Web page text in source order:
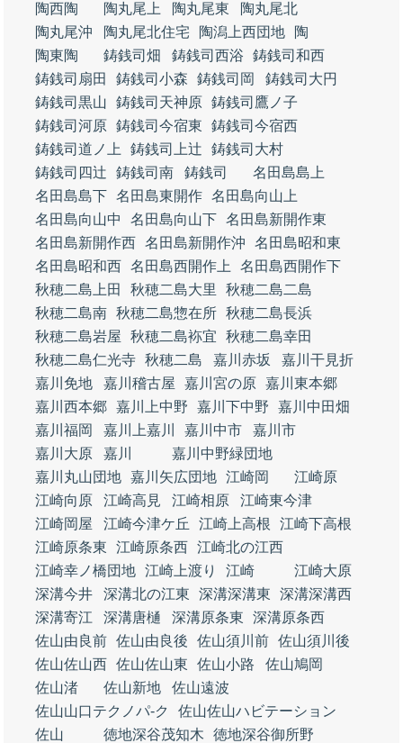
陶西陶
陶丸尾上 陶丸尾東
陶丸尾北
陶丸尾沖
陶丸尾北住宅 陶潟上西団地
陶
陶東陶
鋳銭司畑 鋳銭司西浴
鋳銭司和西
鋳銭司扇田
鋳銭司小森 鋳銭司岡
鋳銭司大円
鋳銭司黒山
鋳銭司天神原 鋳銭司鷹ノ子
鋳銭司河原 鋳銭司今宿東
鋳銭司今宿西
鋳銭司道ノ上
鋳銭司上辻
鋳銭司大村
鋳銭司四辻
鋳銭司南 鋳銭司
名田島島上
名田島島下 名田島東開作 名田島向山上
名田島向山中
名田島向山下 名田島新開作東
名田島新開作西 名田島新開作沖
名田島昭和東
名田島昭和西 名田島西開作上
名田島西開作下
秋穂二島上田
秋穂二島大里
秋穂二島二島
秋穂二島南 秋穂二島惣在所 秋穂二島長浜
秋穂二島岩屋
秋穂二島袮宜
秋穂二島幸田
秋穂二島仁光寺 秋穂二島 嘉川赤坂
嘉川干見折
嘉川免地
嘉川稽古屋 嘉川宮の原 嘉川東本郷
嘉川西本郷 嘉川上中野 嘉川下中野
嘉川中田畑
嘉川福岡
嘉川上嘉川 嘉川中市
嘉川市
嘉川大原
嘉川
嘉川中野緑団地
嘉川丸山団地 嘉川矢広団地 江崎岡
江崎原
江崎向原
江崎高見 江崎相原
江崎東今津
江崎岡屋
江崎今津ケ丘 江崎上高根
江崎下高根
江崎原条東
江崎原条西 江崎北の江西
江崎幸ノ橋団地 江崎上渡り 江崎
江崎大原
深溝今井
深溝北の江東 深溝深溝東
深溝深溝西
深溝寄江
深溝唐樋 深溝原条東
深溝原条西
佐山由良前 佐山由良後 佐山須川前 佐山須川後
佐山佐山西 佐山佐山東 佐山小路
佐山鳩岡
佐山渚
佐山新地
佐山遠波
佐山山口テクノパ‐ク
佐山佐山ハビテーション
佐山
徳地深谷茂知木
徳地深谷御所野